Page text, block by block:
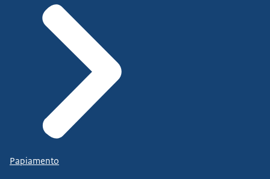
Papiamento